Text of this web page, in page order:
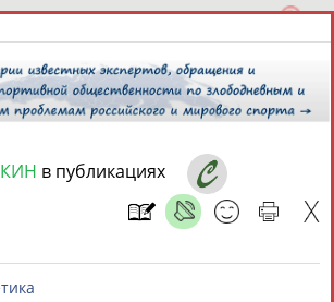
7 августа 2026 года,
И СПЕЦИАЛИСТЫ
в публикациях